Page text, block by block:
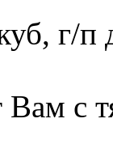
г/п
с